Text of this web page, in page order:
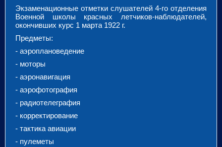
Экзаменационные отметки слушателей 4-го отделения
Военной школы красных летчиков-наблюдателей,
окончивших курс 1 марта 1922 г.
Предметы:
- аэроплановедение
- моторы
- аэронавигация
- аэрофотография
- радиотелеграфия
- корректирование
- тактика авиации
- пулеметы